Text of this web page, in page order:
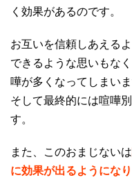
く効果があるのです。
お互いを信頼しあえる
できるような思いもな
嘩が多くなってしまいま
そして最終的には喧嘩
す。
また、このおまじないは
に効果が出るようにな